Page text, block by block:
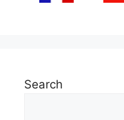
Search